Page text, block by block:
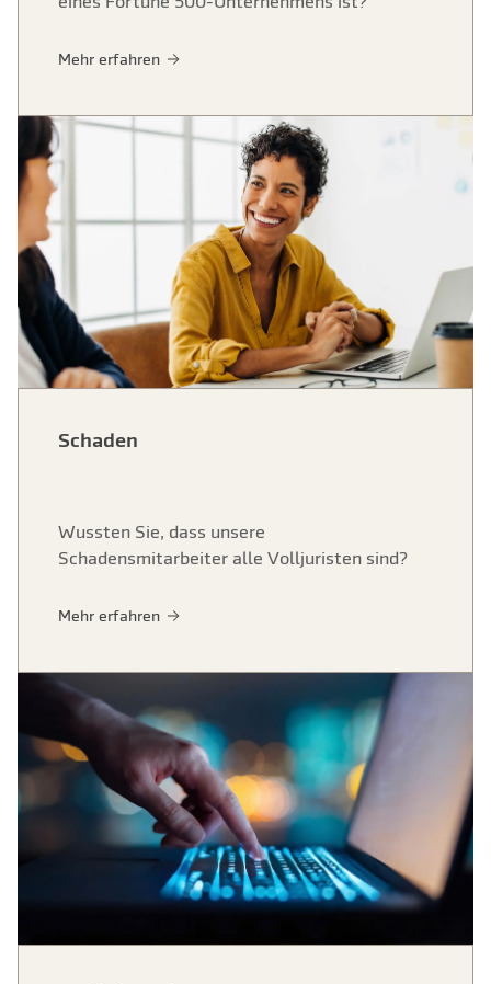
Mehr erfahren
Schaden
Wussten Sie, dass unsere
Schadensmitarbeiter alle Volljuristen sind?
Mehr erfahren